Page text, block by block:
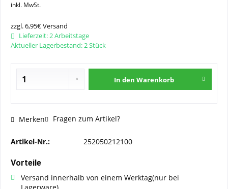
inkl. MwSt.
zzgl. 6,95€ Versand
Lieferzeit: 2 Arbeitstage
Aktueller Lagerbestand: 2 Stück
In den Warenkorb
Merken Fragen zum Artikel?
Artikel-Nr.: 252050212100
Vorteile
Versand innerhalb von einem Werktag(nur bei